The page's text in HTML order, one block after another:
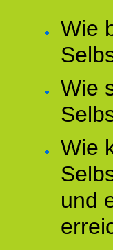
Wie
Wie
Wie
und